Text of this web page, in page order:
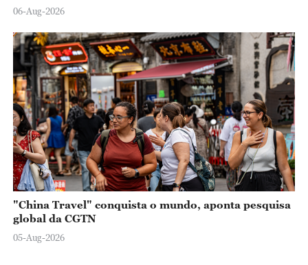
06-Aug-2026
"China Travel" conquista o mundo, aponta pesquisa
global da CGTN
05-Aug-2026